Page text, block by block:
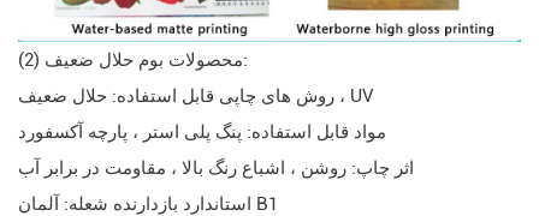
(2) محصولات بوم حلال ضعیف:
روش های چاپی قابل استفاده: حلال ضعیف ، UV
مواد قابل استفاده: پنگ پلی استر ، پارچه آکسفورد
اثر چاپ: روشن ، اشباع رنگ بالا ، مقاومت در برابر آب
استاندارد بازدارنده شعله: آلمان B1